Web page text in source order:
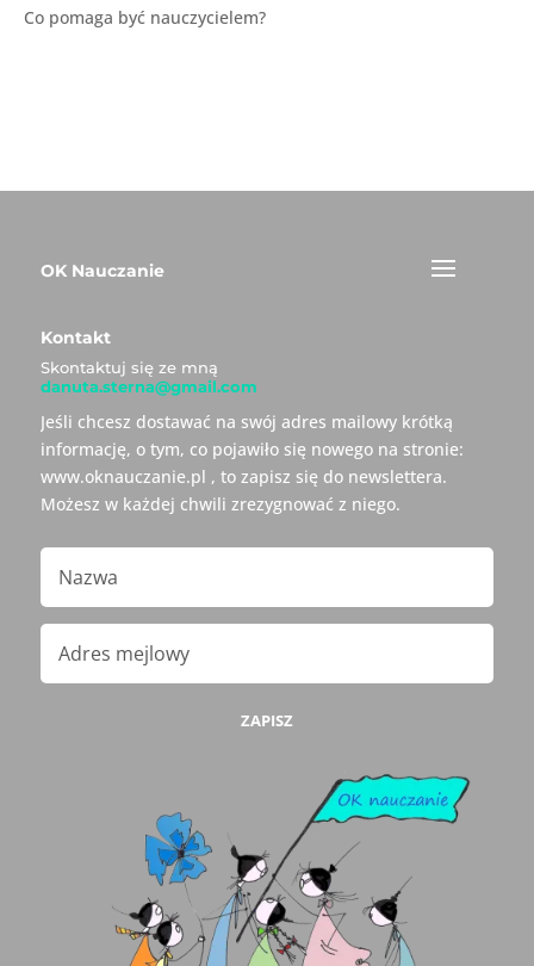
Co pomaga być nauczycielem?
OK Nauczanie
Kontakt
Skontaktuj się ze mną
danuta.sterna@gmail.com
Jeśli chcesz dostawać na swój adres mailowy krótką
informację, o tym, co pojawiło się nowego na stronie:
www.oknauczanie.pl , to zapisz się do newslettera.
Możesz w każdej chwili zrezygnować z niego.
ZAPISZ